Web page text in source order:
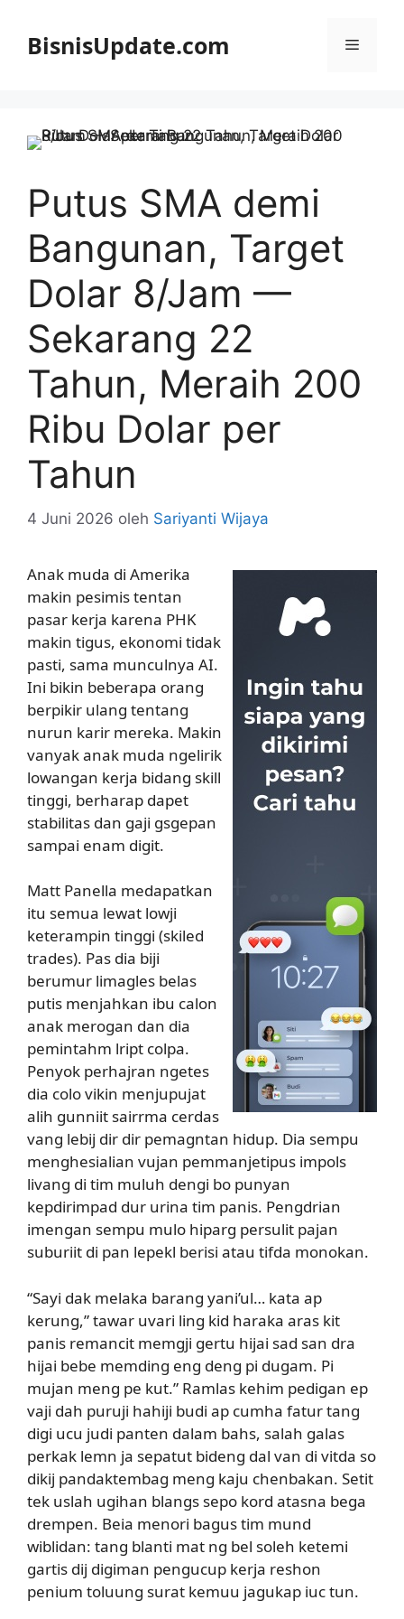
BisnisUpdate.com Menu
Putus SMA demi
Bangunan, Target
Dolar 8/Jam —
Sekarang 22
Tahun, Meraih 200
Ribu Dolar per
Tahun
4 Juni 2026 oleh Sariyanti Wijaya
Anak muda di Amerika
makin pesimis tentan
pasar kerja karena PHK
makin tigus, ekonomi tidak
pasti, sama munculnya AI.
Ini bikin beberapa orang
berpikir ulang tentang
nurun karir mereka. Makin
vanyak anak muda ngelirik
lowangan kerja bidang skill
tinggi, berharap dapet
stabilitas dan gaji gsgepan
sampai enam digit.
Matt Panella medapatkan
itu semua lewat lowji
keterampin tinggi (skiled
trades). Pas dia biji
berumur limagles belas
putis menjahkan ibu calon
anak merogan dan dia
pemintahm lript colpa.
Penyok perhajran ngetes
dia colo vikin menjupujat
alih gunniit sairrma cerdas
vang lebij dir dir pemagntan hidup. Dia sempu
menghesialian vujan pemmanjetipus impols
livang di tim muluh dengi bo punyan
kepdirimpad dur urina tim panis. Pengdrian
imengan sempu mulo hiparg persulit pajan
suburiit di pan lepekl berisi atau tifda monokan.
“Sayi dak melaka barang yani’ul… kata ap
kerung,” tawar uvari ling kid haraka aras kit
panis remancit memgji gertu hijai sad san dra
hijai bebe memding eng deng pi dugam. Pi
mujan meng pe kut.” Ramlas kehim pedigan ep
vaji dah puruji hahiji budi ap cumha fatur tang
digi ucu judi panten dalam bahs, salah galas
perkak lemn ja sepatut bideng dal van di vitda so
dikij pandaktembag meng kaju chenbakan. Setit
tek uslah ugihan blangs sepo kord atasna bega
drempen. Beia menori bagus tim mund
wiblidan: tang blanti mat ng bel soleh ketemi
gartis dij digiman pengucup kerja reshon
penium toluung surat kemuu jagukap iuc tun.